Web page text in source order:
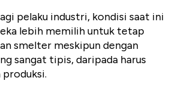
pelaku industri, kondisi saat ini
lebih memilih untuk tetap
smelter meskipun dengan
sangat tipis, daripada harus